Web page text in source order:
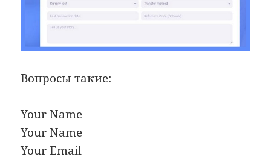
Вопросы такие:
Your Name
Your Name
Your Email